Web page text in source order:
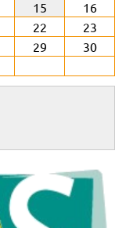
15
16
22
23
29
30